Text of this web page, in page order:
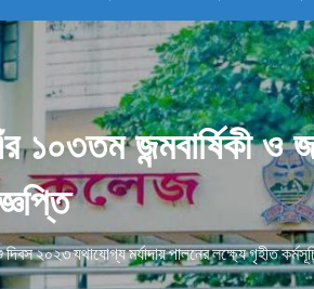
১০৩তম জন্মবার্ষিকী
২০২৩ যথাযোগ্য মর্যাদায় পালনের লক্ষ্যে গৃহীত